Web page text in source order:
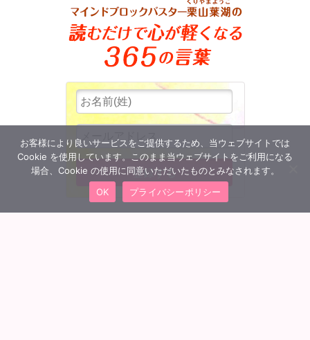
お客様により良いサービスをご提供するため、当ウェブサイトでは
Cookie を使用しています。このまま当ウェブサイトをご利用になる
場合、Cookie の使用に同意いただいたものとみなされます。
OK
プライバシーポリシー